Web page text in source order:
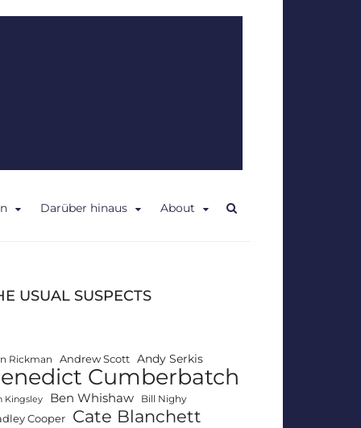
Darüber hinaus About
USUAL SUSPECTS
Rickman Andrew Scott Andy Serkis
Cumberbatch
Kingsley Ben Whishaw Bill Nighy
Cooper Cate Blanchett